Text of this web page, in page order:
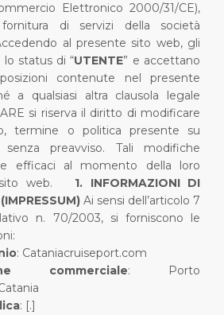
Elettronico 2000/31/CE),
di servizi della società
al presente sito web, gli
status di “UTENTE” e accettano
contenute nel presente
a qualsiasi altra clausola legale
si riserva il diritto di modificare
termine o politica presente su
preavviso. Tali modifiche
efficaci al momento della loro
web.
1. INFORMAZIONI DI
Ai sensi dell’articolo 7
n. 70/2003, si forniscono le
: Cataniacruiseport.com
commerciale: Porto
: [.]